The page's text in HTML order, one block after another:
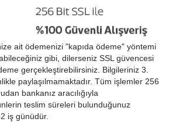
ait ödemenizi "kapıda ödeme" yöntemi
gibi, dilerseniz SSL güvencesi
gerçekleştirebilirsiniz. Bilgileriniz 3.
paylaşılmamaktadır. Tüm işlemler 256
bankanız aracılığıyla
teslim süreleri bulunduğunuz
iş günüdür.